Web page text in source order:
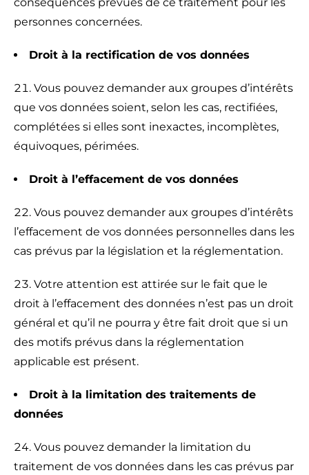
personnes concernées.
Droit à la rectification de vos données
Vous pouvez demander aux groupes d’intérêts
que vos données soient, selon les cas, rectifiées,
complétées si elles sont inexactes, incomplètes,
équivoques, périmées.
Droit à l’effacement de vos données
Vous pouvez demander aux groupes d’intérêts
l’effacement de vos données personnelles dans les
cas prévus par la législation et la réglementation.
Votre attention est attirée sur le fait que le
droit à l’effacement des données n’est pas un droit
général et qu’il ne pourra y être fait droit que si un
des motifs prévus dans la réglementation
applicable est présent.
Droit à la limitation des traitements de
données
Vous pouvez demander la limitation du
traitement de vos données dans les cas prévus par